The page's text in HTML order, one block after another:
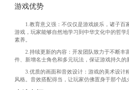
游戏优势
1.教育意义强：不仅仅是游戏娱乐，诸子百
游戏，玩家能够自然地学习到中华文化中的哲
素养。
2.持续更新的内容：开发团队致力于不断丰
件、新增名士角色和多元玩法，保证游戏持久的
3.优质的画面和音效设计：游戏的美术设计
风格。音效搭配得当，让玩家仿佛置身于那个战